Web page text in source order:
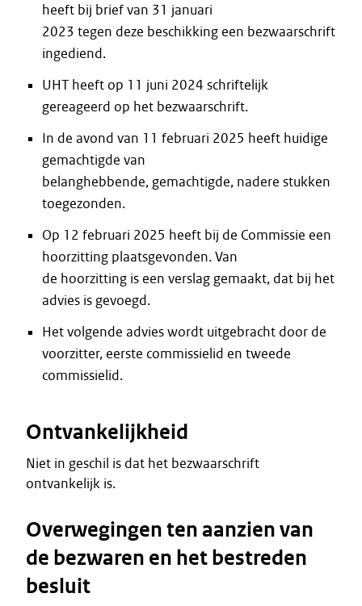
heeft bij brief van 31 januari
2023 tegen deze beschikking een bezwaarschrift
ingediend.
UHT heeft op 11 juni 2024 schriftelijk
gereageerd op het bezwaarschrift.
In de avond van 11 februari 2025 heeft huidige
gemachtigde van
belanghebbende, gemachtigde, nadere stukken
toegezonden.
Op 12 februari 2025 heeft bij de Commissie een
hoorzitting plaatsgevonden. Van
de hoorzitting is een verslag gemaakt, dat bij het
advies is gevoegd.
Het volgende advies wordt uitgebracht door de
voorzitter, eerste commissielid en tweede
commissielid.
Ontvankelijkheid
Niet in geschil is dat het bezwaarschrift
ontvankelijk is.
Overwegingen ten aanzien van
de bezwaren en het bestreden
besluit